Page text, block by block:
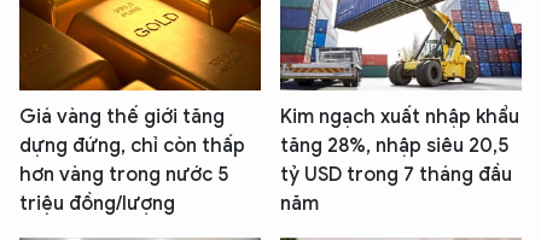
Giá vàng thế giới tăng
dựng đứng, chỉ còn thấp
hơn vàng trong nước 5
triệu đồng/lượng
Kim ngạch xuất nhập khẩu
tăng 28%, nhập siêu 20,5
tỷ USD trong 7 tháng đầu
năm